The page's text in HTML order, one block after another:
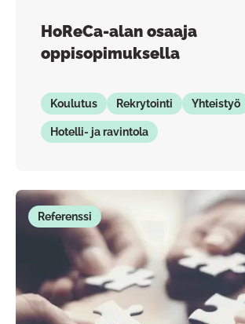
HoReCa-alan osaaja
oppisopimuksella
Koulutus Rekrytointi Yhteistyö
Hotelli- ja ravintola
Referenssi